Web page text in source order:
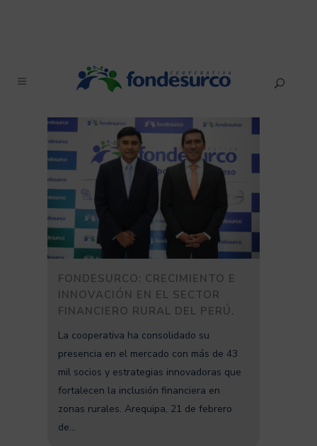
FONDESURCO: CRECIMIENTO E
INNOVACIÓN EN EL SECTOR
FINANCIERO RURAL DEL PERÚ.
La cooperativa ha consolidado su
presencia en el mercado con más de 43
mil socios y estrategias innovadoras que
fortalecen la inclusión financiera en
zonas rurales. Arequipa, 21 de febrero
de...